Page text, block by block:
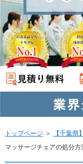
トップページ ＞ 【千葉県
マッサージチェアの処分